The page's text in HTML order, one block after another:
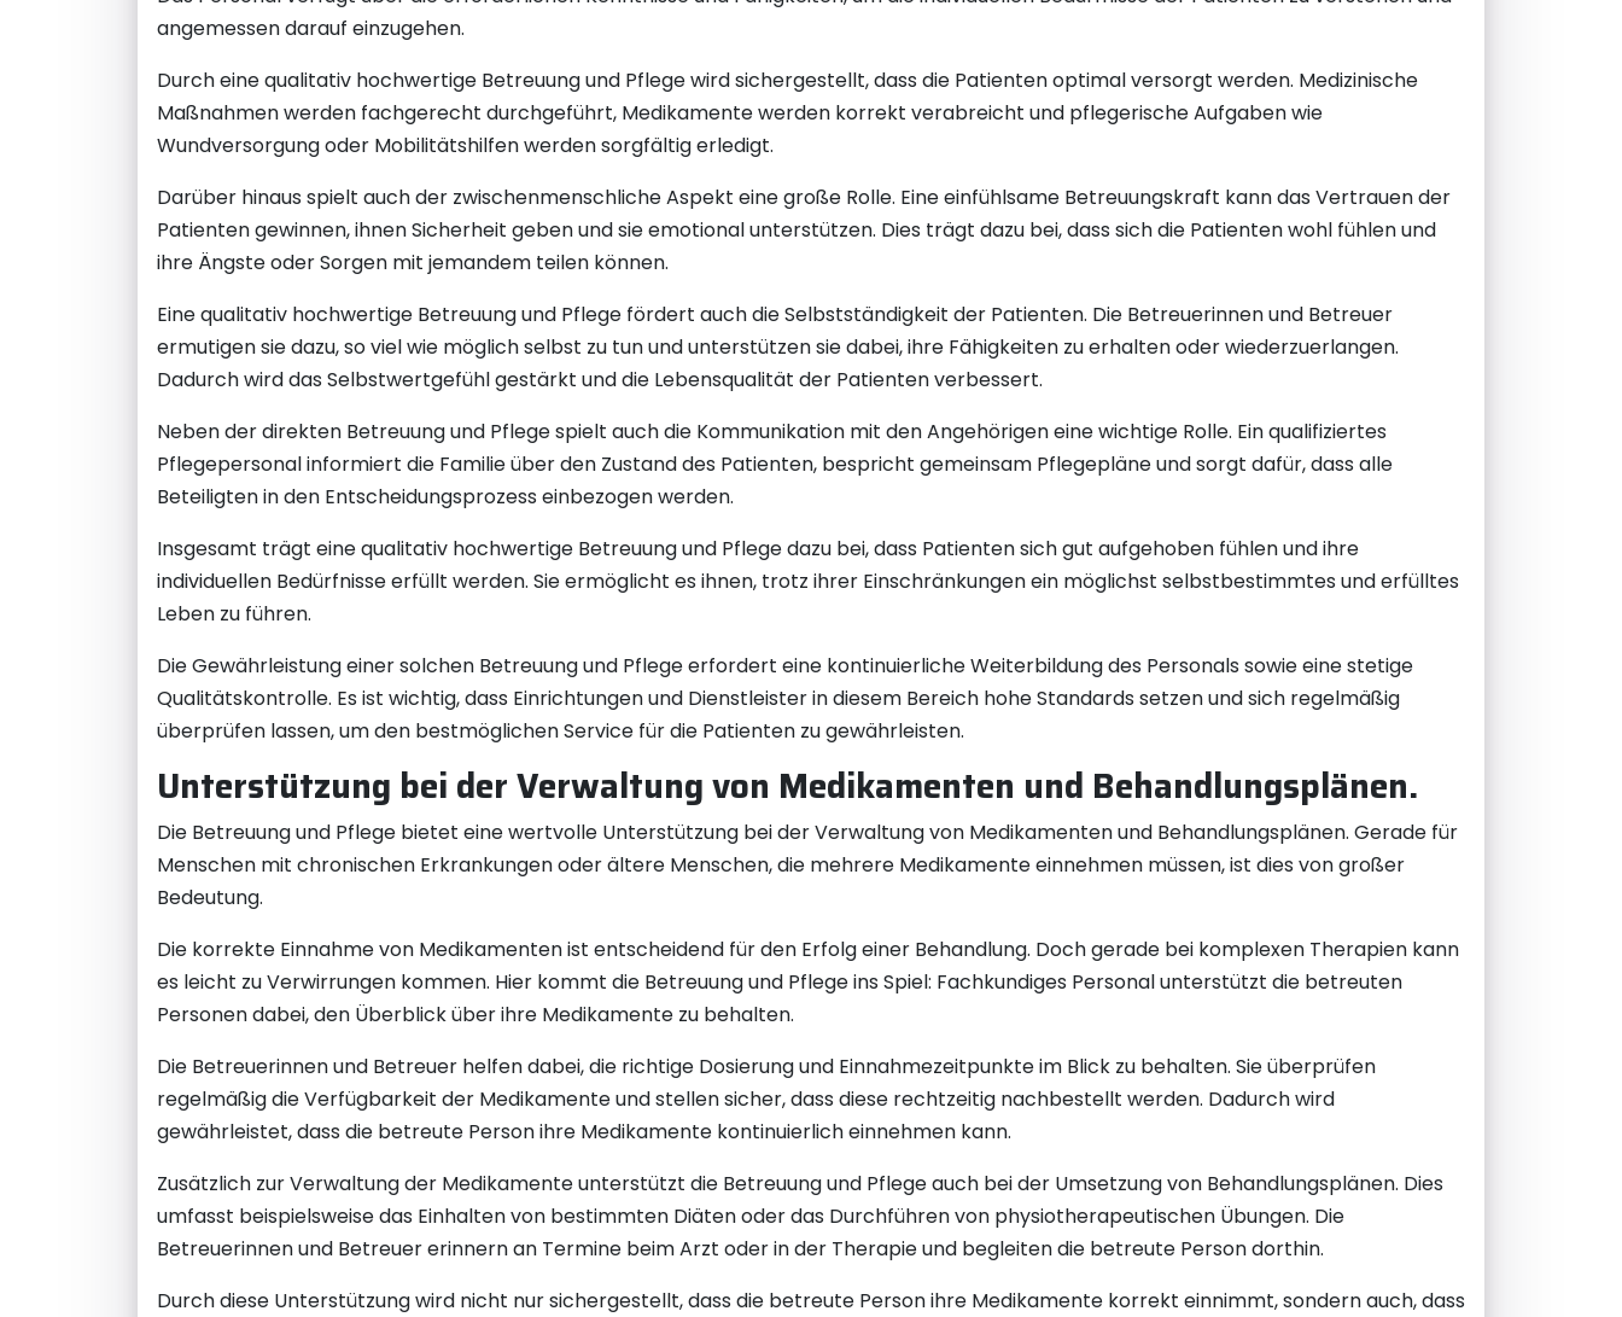
angemessen darauf einzugehen.
Durch eine qualitativ hochwertige Betreuung und Pflege wird sichergestellt, dass die Patienten optimal versorgt werden. Medizinische
Maßnahmen werden fachgerecht durchgeführt, Medikamente werden korrekt verabreicht und pflegerische Aufgaben wie
Wundversorgung oder Mobilitätshilfen werden sorgfältig erledigt.
Darüber hinaus spielt auch der zwischenmenschliche Aspekt eine große Rolle. Eine einfühlsame Betreuungskraft kann das Vertrauen der
Patienten gewinnen, ihnen Sicherheit geben und sie emotional unterstützen. Dies trägt dazu bei, dass sich die Patienten wohl fühlen und
ihre Ängste oder Sorgen mit jemandem teilen können.
Eine qualitativ hochwertige Betreuung und Pflege fördert auch die Selbstständigkeit der Patienten. Die Betreuerinnen und Betreuer
ermutigen sie dazu, so viel wie möglich selbst zu tun und unterstützen sie dabei, ihre Fähigkeiten zu erhalten oder wiederzuerlangen.
Dadurch wird das Selbstwertgefühl gestärkt und die Lebensqualität der Patienten verbessert.
Neben der direkten Betreuung und Pflege spielt auch die Kommunikation mit den Angehörigen eine wichtige Rolle. Ein qualifiziertes
Pflegepersonal informiert die Familie über den Zustand des Patienten, bespricht gemeinsam Pflegepläne und sorgt dafür, dass alle
Beteiligten in den Entscheidungsprozess einbezogen werden.
Insgesamt trägt eine qualitativ hochwertige Betreuung und Pflege dazu bei, dass Patienten sich gut aufgehoben fühlen und ihre
individuellen Bedürfnisse erfüllt werden. Sie ermöglicht es ihnen, trotz ihrer Einschränkungen ein möglichst selbstbestimmtes und erfülltes
Leben zu führen.
Die Gewährleistung einer solchen Betreuung und Pflege erfordert eine kontinuierliche Weiterbildung des Personals sowie eine stetige
Qualitätskontrolle. Es ist wichtig, dass Einrichtungen und Dienstleister in diesem Bereich hohe Standards setzen und sich regelmäßig
überprüfen lassen, um den bestmöglichen Service für die Patienten zu gewährleisten.
Unterstützung bei der Verwaltung von Medikamenten und Behandlungsplänen.
Die Betreuung und Pflege bietet eine wertvolle Unterstützung bei der Verwaltung von Medikamenten und Behandlungsplänen. Gerade für
Menschen mit chronischen Erkrankungen oder ältere Menschen, die mehrere Medikamente einnehmen müssen, ist dies von großer
Bedeutung.
Die korrekte Einnahme von Medikamenten ist entscheidend für den Erfolg einer Behandlung. Doch gerade bei komplexen Therapien kann
es leicht zu Verwirrungen kommen. Hier kommt die Betreuung und Pflege ins Spiel: Fachkundiges Personal unterstützt die betreuten
Personen dabei, den Überblick über ihre Medikamente zu behalten.
Die Betreuerinnen und Betreuer helfen dabei, die richtige Dosierung und Einnahmezeitpunkte im Blick zu behalten. Sie überprüfen
regelmäßig die Verfügbarkeit der Medikamente und stellen sicher, dass diese rechtzeitig nachbestellt werden. Dadurch wird
gewährleistet, dass die betreute Person ihre Medikamente kontinuierlich einnehmen kann.
Zusätzlich zur Verwaltung der Medikamente unterstützt die Betreuung und Pflege auch bei der Umsetzung von Behandlungsplänen. Dies
umfasst beispielsweise das Einhalten von bestimmten Diäten oder das Durchführen von physiotherapeutischen Übungen. Die
Betreuerinnen und Betreuer erinnern an Termine beim Arzt oder in der Therapie und begleiten die betreute Person dorthin.
Durch diese Unterstützung wird nicht nur sichergestellt, dass die betreute Person ihre Medikamente korrekt einnimmt, sondern auch, dass